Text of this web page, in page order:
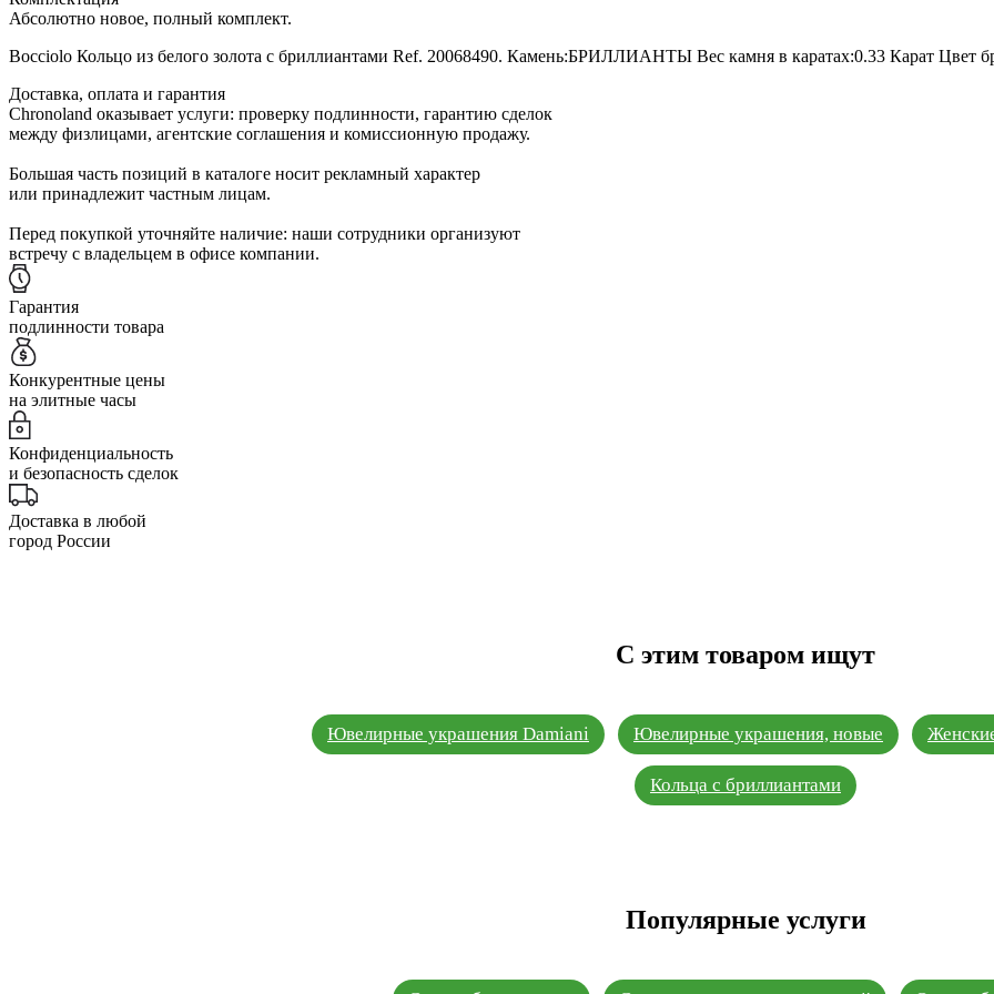
Абсолютно новое, полный комплект.
Bocciolo Кольцо из белого золота с бриллиантами Ref. 20068490. Камень:БРИЛЛИАНТЫ Вес камня в каратах:0.33 Карат Цвет
Доставка, оплата и гарантия
Chronoland оказывает услуги: проверку подлинности, гарантию сделок
между физлицами, агентские соглашения и комиссионную продажу.
Большая часть позиций в каталоге носит рекламный характер
или принадлежит частным лицам.
Перед покупкой уточняйте наличие: наши сотрудники организуют
встречу с владельцем в офисе компании.
Гарантия
подлинности товара
Конкурентные цены
на элитные часы
Конфиденциальность
и безопасность сделок
Доставка в любой
город России
С этим товаром ищут
Ювелирные украшения Damiani Ювелирные украшения, новые
Кольца с бриллиантами
Популярные услуги